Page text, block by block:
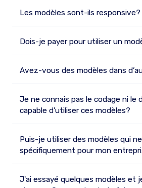
Les modèles sont-ils responsive?
Dois-je payer pour utiliser un
Avez-vous des modèles dans
Je ne connais pas le codage ni le
capable d'utiliser ces modèles?
Puis-je utiliser des modèles qui
spécifiquement pour mon
J'ai essayé quelques modèles et